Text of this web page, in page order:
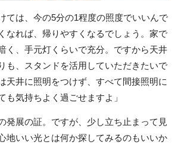
ては、今の5分の1程度の照度でいいんで
なれば、帰りやすくなるでしょう。家で
く、手元灯くらいで充分。ですから天井
も、スタンドを活用していただきたいで
天井に照明をつけず、すべて間接照明に
も気持ちよく過ごせますよ」
発展の証。ですが、少し立ち止まって見
地いい光とは何か探してみるのもいいか